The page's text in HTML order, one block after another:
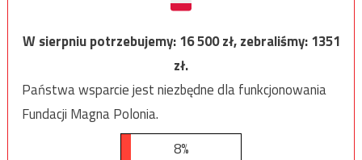
W sierpniu potrzebujemy:16 500zł, zebraliśmy:1351
zł.
Państwa wsparcie jest niezbędne dla funkcjonowania
Fundacji Magna Polonia.
8%